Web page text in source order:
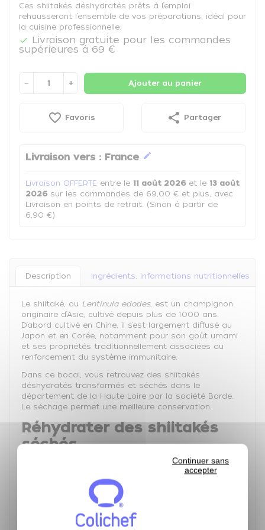
Continuer sans
accepter
Ces shiitakés déshydratés prêts à l’emploi
rehausseront l’ensemble de vos préparations, idéal pour
la cuisine professionnelle.

Livraison gratuite pour les commandes
supérieures à 69 €
− + Ajouter au panier
favorite_border Favoris share Partager
Livraison vers : France edit
Livraison OFFERTE entre le 11 août 2026 et le 13 août
2026 sur les commandes de 69,00 € et plus, avec
Livraison en points de retrait. (Sinon à partir de
6,90 €)
Description Ingrédients, informations nutritionnelles
Le shiitaké, ou Lentinula edodes, est un champignon
originaire d’Asie, cultivé depuis plus de 1000 ans.
D’abord cultivé en Chine, il s’est largement diffusé au
Japon et en Corée, notamment pour son goût umami
et ses propriétés traditionnellement associées au
renforcement du système immunitaire.
Dans ce bocal, vous retrouvez des shiitakés
déshydratés transformés et séchés dans le
département de la Haute-Loire par la société Borde.
Le séchage permet une meilleure conservation.
Réhydrater des shiitakés
séchés
rincez les shiitakés sous
afin d’éliminer les saletés ou impuretés.
Placez les champignons dans un grand bol et
eau tiède
réhydratation tout en préservant la texture.
Laissez tremper environ